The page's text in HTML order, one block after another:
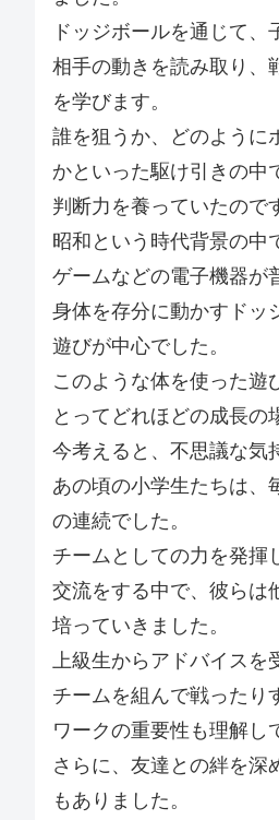
ドッジボールを通じて、
相手の動きを読み取り、
を学びます。
誰を狙うか、どのように
かといった駆け引きの中
判断力を養っていたので
昭和という時代背景の中
ゲームなどの電子機器が
身体を存分に動かすドッ
遊びが中心でした。
このような体を使った遊
とってどれほどの成長の
今考えると、不思議な気
あの頃の小学生たちは、
の連続でした。
チームとしての力を発揮
交流をする中で、彼らは
培っていきました。
上級生からアドバイスを
チームを組んで戦ったり
ワークの重要性も理解し
さらに、友達との絆を深
もありました。